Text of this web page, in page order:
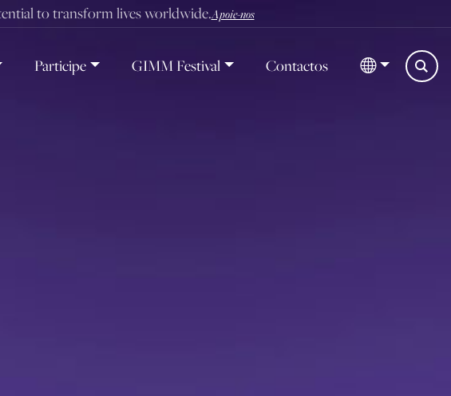
to transform lives worldwide.Apoie-nos
Participe GIMM Festival Contactos